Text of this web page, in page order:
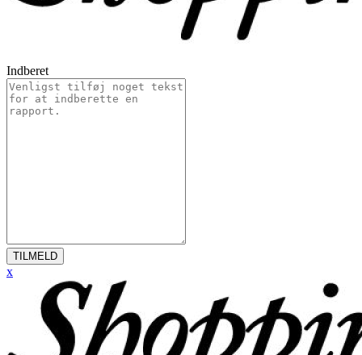
Indberet
TILMELD
x